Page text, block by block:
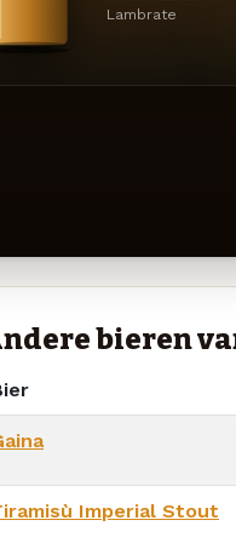
Lambrate
bieren
Imperial Stout